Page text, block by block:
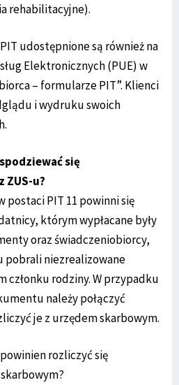
rehabilitacyjne).
udostępnione są również na
Elektronicznych (PUE) w
– formularze PIT”. Klienci
i wydruku swoich
się
ZUS-u?
postaci PIT 11 powinni się
którym wypłacane były
oraz świadczeniobiorcy,
pobrali niezrealizowane
członku rodziny. W przypadku
należy połączyć
je z urzędem skarbowym.
rozliczyć się